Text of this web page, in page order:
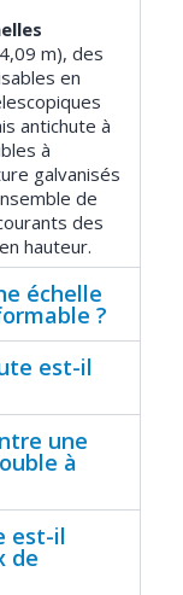
m), des
en
antichute à
à
galvanisés
de
des
hauteur.
échelle
?
est-il
une
à
est-il
de